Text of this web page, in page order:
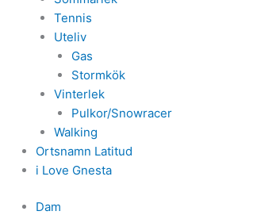
Tennis
Uteliv
Gas
Stormkök
Vinterlek
Pulkor/Snowracer
Walking
Ortsnamn Latitud
i Love Gnesta
Dam